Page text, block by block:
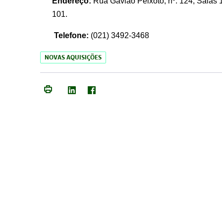
101.
Telefone: (021) 3492-3468
NOVAS AQUISIÇÕES